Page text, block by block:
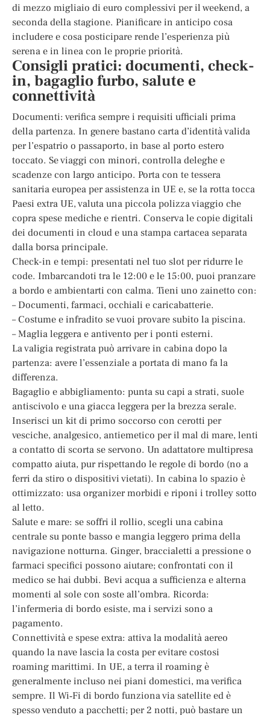
di mezzo migliaio di euro complessivi per il weekend, a
seconda della stagione. Pianificare in anticipo cosa
includere e cosa posticipare rende l’esperienza più
serena e in linea con le proprie priorità.
Consigli pratici: documenti, check-
in, bagaglio furbo, salute e
connettività
Documenti: verifica sempre i requisiti ufficiali prima
della partenza. In genere bastano carta d’identità valida
per l’espatrio o passaporto, in base al porto estero
toccato. Se viaggi con minori, controlla deleghe e
scadenze con largo anticipo. Porta con te tessera
sanitaria europea per assistenza in UE e, se la rotta tocca
Paesi extra UE, valuta una piccola polizza viaggio che
copra spese mediche e rientri. Conserva le copie digitali
dei documenti in cloud e una stampa cartacea separata
dalla borsa principale.
Check-in e tempi: presentati nel tuo slot per ridurre le
code. Imbarcandoti tra le 12:00 e le 15:00, puoi pranzare
a bordo e ambientarti con calma. Tieni uno zainetto con:
– Documenti, farmaci, occhiali e caricabatterie.
– Costume e infradito se vuoi provare subito la piscina.
– Maglia leggera e antivento per i ponti esterni.
La valigia registrata può arrivare in cabina dopo la
partenza: avere l’essenziale a portata di mano fa la
differenza.
Bagaglio e abbigliamento: punta su capi a strati, suole
antiscivolo e una giacca leggera per la brezza serale.
Inserisci un kit di primo soccorso con cerotti per
vesciche, analgesico, antiemetico per il mal di mare, lenti
a contatto di scorta se servono. Un adattatore multipresa
compatto aiuta, pur rispettando le regole di bordo (no a
ferri da stiro o dispositivi vietati). In cabina lo spazio è
ottimizzato: usa organizer morbidi e riponi i trolley sotto
al letto.
Salute e mare: se soffri il rollio, scegli una cabina
centrale su ponte basso e mangia leggero prima della
navigazione notturna. Ginger, braccialetti a pressione o
farmaci specifici possono aiutare; confrontati con il
medico se hai dubbi. Bevi acqua a sufficienza e alterna
momenti al sole con soste all’ombra. Ricorda:
l’infermeria di bordo esiste, ma i servizi sono a
pagamento.
Connettività e spese extra: attiva la modalità aereo
quando la nave lascia la costa per evitare costosi
roaming marittimi. In UE, a terra il roaming è
generalmente incluso nei piani domestici, ma verifica
sempre. Il Wi‑Fi di bordo funziona via satellite ed è
spesso venduto a pacchetti; per 2 notti, può bastare un